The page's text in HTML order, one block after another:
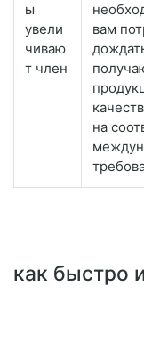
ы
увели
чиваю
т член
вам
на
как быстро